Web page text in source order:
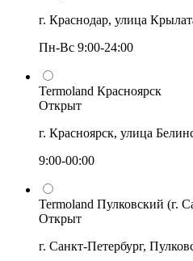
г. Краснодар, улица
Пн-Вс 9:00-24:00
Termoland Красноярск
Открыт
г. Красноярск, улица
9:00-00:00
Termoland Пулковский (г.
Открыт
г. Санкт-Петербург,